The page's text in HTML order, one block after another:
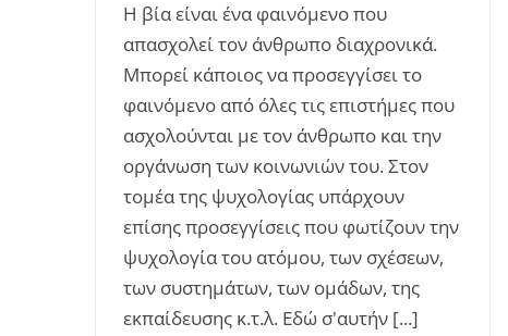
Η βία είναι ένα φαινόμενο που
απασχολεί τον άνθρωπο διαχρονικά.
Μπορεί κάποιος να προσεγγίσει το
φαινόμενο από όλες τις επιστήμες που
ασχολούνται με τον άνθρωπο και την
οργάνωση των κοινωνιών του. Στον
τομέα της ψυχολογίας υπάρχουν
επίσης προσεγγίσεις που φωτίζουν την
ψυχολογία του ατόμου, των σχέσεων,
των συστημάτων, των ομάδων, της
εκπαίδευσης κ.τ.λ. Εδώ σ'αυτήν [...]